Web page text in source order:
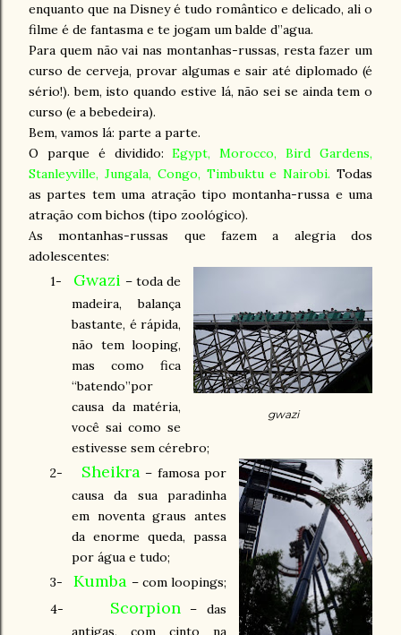
enquanto que na Disney é tudo romântico e delicado, ali o
filme é de fantasma e te jogam um balde d’’agua.
Para quem não vai nas montanhas-russas, resta fazer um
curso de cerveja, provar algumas e sair até diplomado (é
sério!). bem, isto quando estive lá, não sei se ainda tem o
curso (e a bebedeira).
Bem, vamos lá: parte a parte.
O parque é dividido:Egypt, Morocco, Bird Gardens,
Stanleyville, Jungala, Congo, Timbuktu e Nairobi. Todas
as partes tem uma atração tipo montanha-russa e uma
atração com bichos (tipo zoológico).
As montanhas-russas que fazem a alegria dos
adolescentes:
gwazi
1- Gwazi – toda de
madeira, balança
bastante, é rápida,
não tem looping,
mas como fica
“batendo”por
causa da matéria,
você sai como se
estivesse sem cérebro;
2-
Sheikra– famosa por
causa da sua paradinha
em noventa graus antes
da enorme queda, passa
por água e tudo;
3-
Kumba – com loopings;
4-
Scorpion
– das
antigas, com cinto na